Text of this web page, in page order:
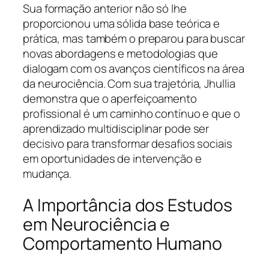
Sua formação anterior não só lhe
proporcionou uma sólida base teórica e
prática, mas também o preparou para buscar
novas abordagens e metodologias que
dialogam com os avanços científicos na área
da neurociência. Com sua trajetória, Jhullia
demonstra que o aperfeiçoamento
profissional é um caminho contínuo e que o
aprendizado multidisciplinar pode ser
decisivo para transformar desafios sociais
em oportunidades de intervenção e
mudança.
A Importância dos Estudos
em Neurociência e
Comportamento Humano